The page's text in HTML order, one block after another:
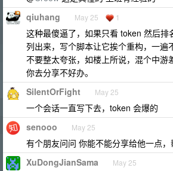
qiuhang May 25 1
这种最傻逼了，如果只看 token 然后排
列出来，写个脚本让它挨个重构，一遍
不要整太夸张，如楼上所说，混个中游
你去分享不好办。
SilentOrFight May 25
一个会话一直写下去，token 会爆的
senooo May 25
有个朋友问问 你能不能分享给他一点
XuDongJianSama May 25